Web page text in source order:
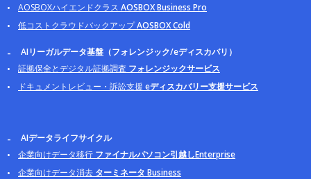
AOSBOXハイエンドクラス AOSBOX Business Pro
低コストクラウドバックアップAOSBOX Cold
AIリーガルデータ基盤（フォレンジック/eディスカバリ）
証拠保全とデジタル証拠調査 フォレンジックサービス
ドキュメントレビュー・訴訟支援 eディスカバリー支援サービス
AIデータライフサイクル
企業向けデータ移行 ファイナルパソコン引越しEnterprise
企業向けデータ消去 ターミネータ Business